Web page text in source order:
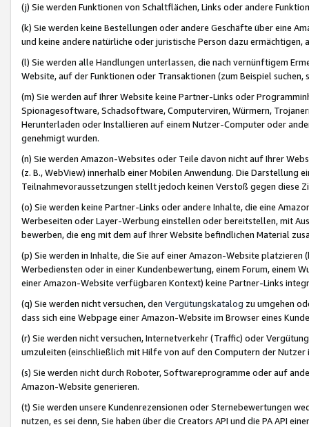
(j) Sie werden Funktionen von Schaltflächen, Links oder andere
(k) Sie werden keine Bestellungen oder andere Geschäfte über eine
und keine andere natürliche oder juristische Person dazu
(l) Sie werden alle Handlungen unterlassen, die nach vernünftigem
Website, auf der Funktionen oder Transaktionen (zum Beispiel
(m) Sie werden auf Ihrer Website keine Partner-Links oder
Spionagesoftware, Schadsoftware, Computerviren, Würmern,
Herunterladen oder Installieren auf einem Nutzer-Computer oder
genehmigt wurden.
(n) Sie werden Amazon-Websites oder Teile davon nicht auf Ihrer
(z. B., WebView) innerhalb einer Mobilen Anwendung. Die Darstellung
Teilnahmevoraussetzungen stellt jedoch keinen Verstoß gegen diese
(o) Sie werden keine Partner-Links oder andere Inhalte, die eine
Werbeseiten oder Layer-Werbung einstellen oder bereitstellen, mit
bewerben, die eng mit dem auf Ihrer Website befindlichen Material
(p) Sie werden in Inhalte, die Sie auf einer Amazon-Website
Werbediensten oder in einer Kundenbewertung, einem Forum, einem
einer Amazon-Website verfügbaren Kontext) keine Partner-Links
(q) Sie werden nicht versuchen, den Vergütungskatalog zu umgehen
dass sich eine Webpage einer Amazon-Website im Browser eines
(r) Sie werden nicht versuchen, Internetverkehr (Traffic) oder
umzuleiten (einschließlich mit Hilfe von auf den Computern der
(s) Sie werden nicht durch Roboter, Softwareprogramme oder auf
Amazon-Website generieren.
(t) Sie werden unsere Kundenrezensionen oder Sternebewertungen
nutzen, es sei denn, Sie haben über die Creators API und die PA API